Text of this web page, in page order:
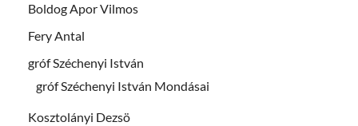
Boldog Apor Vilmos
Fery Antal
gróf Széchenyi István
gróf Széchenyi István Mondásai
Kosztolányi Dezsö